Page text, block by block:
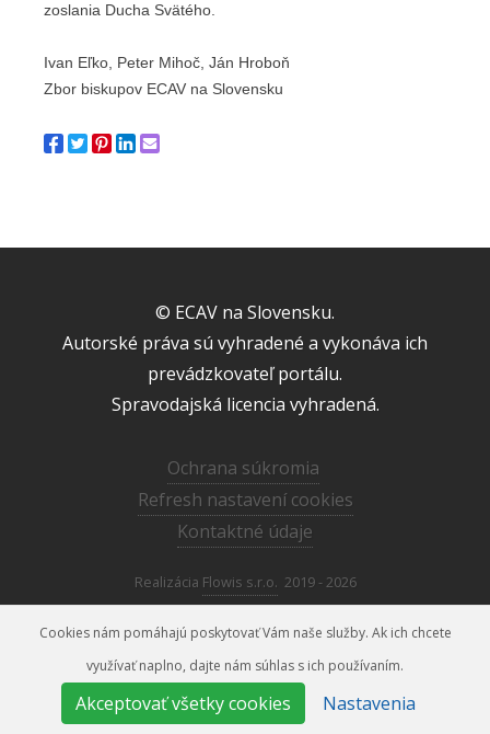
zoslania Ducha Svätého.
Ivan Eľko, Peter Mihoč, Ján Hroboň
Zbor biskupov ECAV na Slovensku
© ECAV na Slovensku.
Autorské práva sú vyhradené a vykonáva ich
prevádzkovateľ portálu.
Spravodajská licencia vyhradená.
Ochrana súkromia
Refresh nastavení cookies
Kontaktné údaje
Realizácia Flowis s.r.o. 2019 - 2026
media@ecav.sk 02/59 201 220
Cookies nám pomáhajú poskytovať Vám naše služby. Ak ich chcete
využívať naplno, dajte nám súhlas s ich používaním.
Akceptovať všetky cookies Nastavenia